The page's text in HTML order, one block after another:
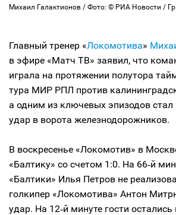
Михаил Галактионов / Фото: © РИА Новости /
Главный тренер «Локомотива»
в эфире «Матч ТВ» заявил, что
играла на протяжении полутора
тура МИР РПЛ против
а одним из ключевых эпизодов стал
удар в ворота железнодорожников.
В воскресенье «Локомотив» в
«Балтику» со счетом 1:0. На 66‑й
«Балтики» Илья Петров не
голкипер «Локомотива» Антон
удар. На 12‑й минуте гости